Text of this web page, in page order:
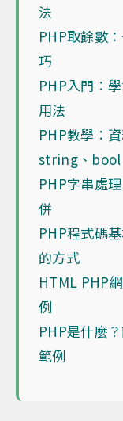
法
PHP取餘數
巧
PHP入門：
用法
PHP教學：
string、bool
PHP字串處
併
PHP程式碼
的方式
HTML PHP
例
PHP是什麼
範例